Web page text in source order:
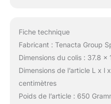
Fiche technique
Fabricant : Tenacta Group
Dimensions du colis : 37.8 x
Dimensions de l’article L x l
centimètres
Poids de l’article : 650